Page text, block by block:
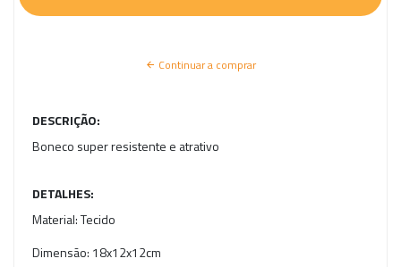
Continuar a comprar
DESCRIÇÃO:
Boneco super resistente e atrativo
DETALHES:
Material:Tecido
Dimensão: 18x12x12cm